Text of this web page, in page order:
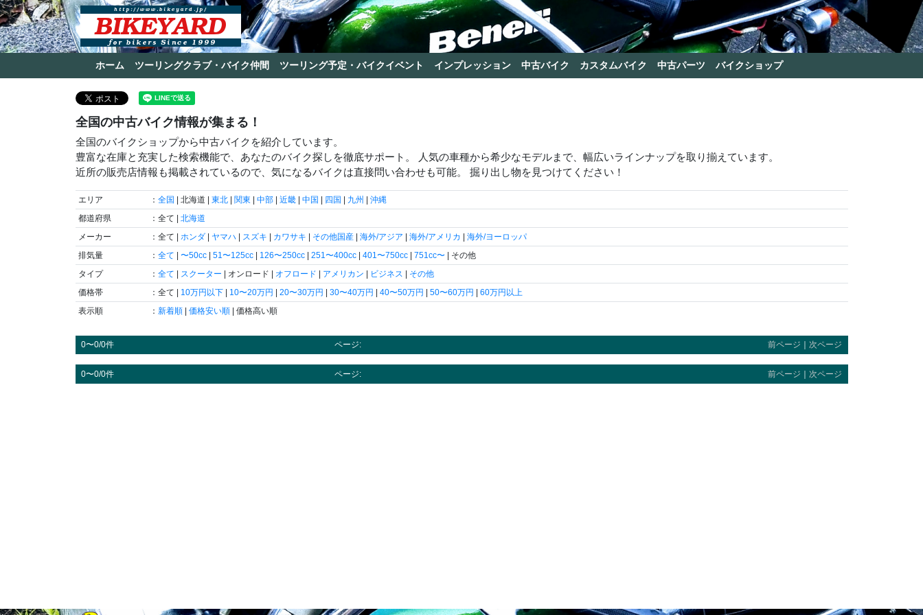
ホーム ツーリングクラブ・バイク仲間 ツーリング予定・バイクイベント インプレッション 中古バイク カスタムバイク 中古パーツ バイクショップ
全国の中古バイク情報が集まる！
全国のバイクショップから中古バイクを紹介しています。
豊富な在庫と充実した検索機能で、あなたのバイク探しを徹底サポート。 人気の車種から希少なモデルまで、幅広いラインナップを取り揃えています。
近所の販売店情報も掲載されているので、気になるバイクは直接問い合わせも可能。 掘り出し物を見つけてください！
エリア ： 全国 | 北海道 | 東北 関東 中部 近畿 中国 四国 九州
沖縄
都道府県
：全て | 北海道
メーカー
：全て | ホンダ ヤマハ スズキ カワサキ その他国産 海外/アジア 海外/アメリカ
海外/ヨーロッパ
排気量
： 全て 〜50cc 51〜125cc 126〜250cc 251〜400cc 401〜750cc 751cc〜 | その他
タイプ
： 全て スクーター | オンロード | オフロード アメリカン ビジネス
その他
価格帯
：全て | 10万円以下 10〜20万円 20〜30万円 30〜40万円 40〜50万円 50〜60万円
60万円以上
表示順
： 新着順 価格安い順 | 価格高い順
0〜0/0件 ページ: 前ページ 次ページ
0〜0/0件 ページ: 前ページ ｜ 次ページ